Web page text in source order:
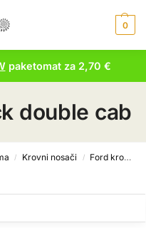
0
paketomat za 2,70 €
double cab
/ Krovni nosači / Ford krovni nosači